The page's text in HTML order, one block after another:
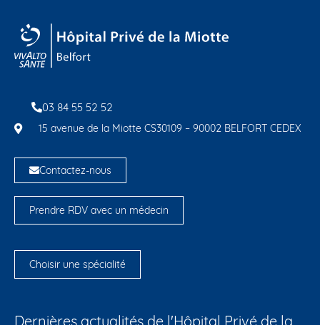
03 84 55 52 52
15 avenue de la Miotte CS30109 – 90002 BELFORT CEDEX
Contactez-nous
Prendre RDV avec un médecin
Choisir une spécialité
Dernières actualités de l'Hôpital Privé de la